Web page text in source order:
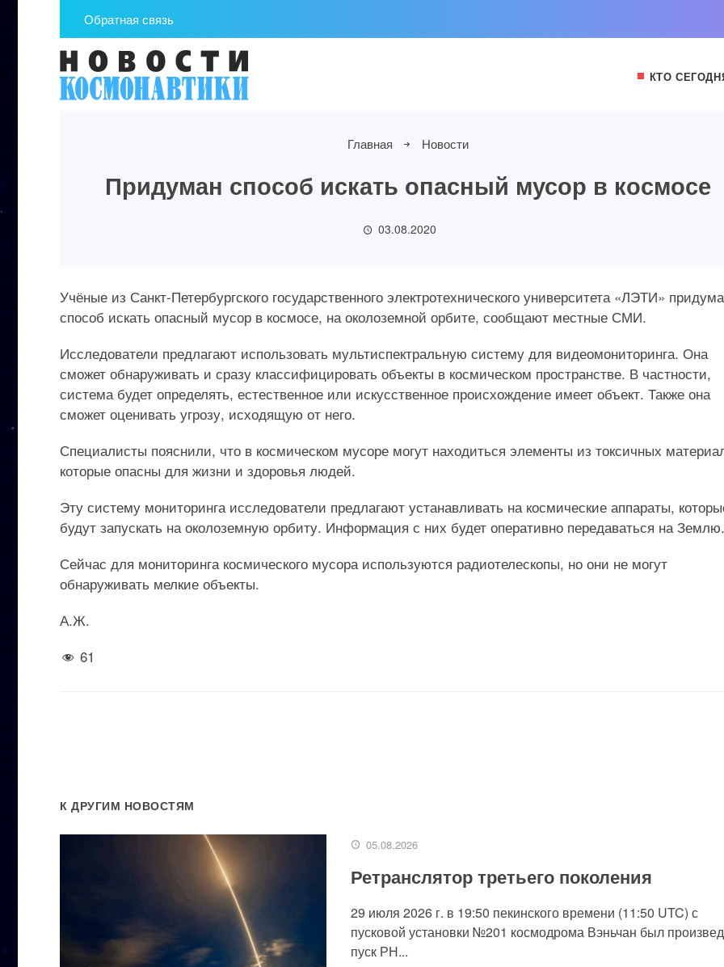
Обратная связь
КТО
Главная Новости
Придуман способ искать опасный мусор в космосе
03.08.2020
Учёные из Санкт-Петербургского государственного электротехнического университета «ЛЭТИ»
способ искать опасный мусор в космосе, на околоземной орбите, сообщают местные СМИ.
Исследователи предлагают использовать мультиспектральную систему для видеомониторинга. Она
сможет обнаруживать и сразу классифицировать объекты в космическом пространстве. В частности,
система будет определять, естественное или искусственное происхождение имеет объект. Также она
сможет оценивать угрозу, исходящую от него.
Специалисты пояснили, что в космическом мусоре могут находиться элементы из токсичных
которые опасны для жизни и здоровья людей.
Эту систему мониторинга исследователи предлагают устанавливать на космические аппараты,
будут запускать на околоземную орбиту. Информация с них будет оперативно передаваться на Землю.
Сейчас для мониторинга космического мусора используются радиотелескопы, но они не могут
обнаруживать мелкие объекты.
А.Ж.
61
К ДРУГИМ НОВОСТЯМ
05.08.2026
Ретранслятор третьего поколения
29 июля 2026 г. в 19:50 пекинского времени (11:50 UTC) с
пусковой установки №201 космодрома Вэньчан был
пуск РН...